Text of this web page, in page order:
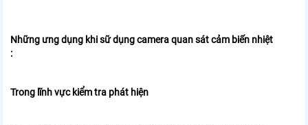
Những ưng dụng khi sữ dụng camera quan sát cảm biến nhiệt
:
Trong lĩnh vực kiểm tra phát hiện